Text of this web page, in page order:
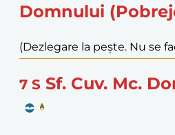
Domnului
(Dezlegare la pește. Nu se
7 S Sf. Cuv. Mc.